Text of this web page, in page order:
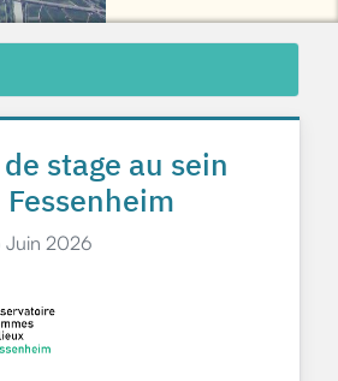
stage au sein
Juin 2026